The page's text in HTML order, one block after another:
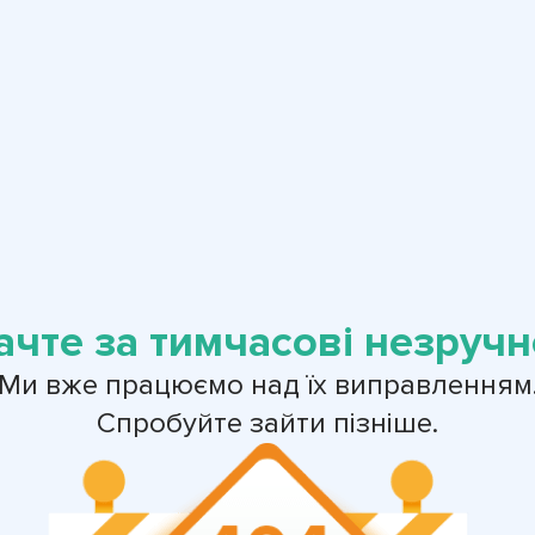
за тимчасові
вже працюємо над їх
Спробуйте зайти пізніше.